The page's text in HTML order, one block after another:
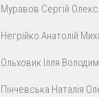
Муравов Сергій
Негрійко Анатолій
Ольховик Ілля
Пінчевська Наталія